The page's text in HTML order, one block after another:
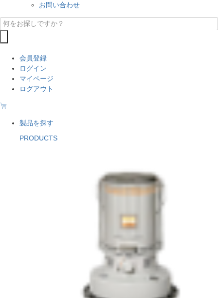
お問い合わせ
会員登録
ログイン
マイページ
ログアウト
製品を探す
PRODUCTS